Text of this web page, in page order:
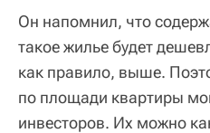
Он напомнил, что
такое жилье будет
как правило, выше.
по площади квартиры
инвесторов. Их можно